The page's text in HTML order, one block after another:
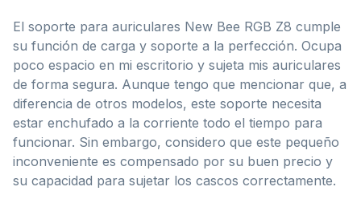
El soporte para auriculares New Bee RGB Z8 cumple
su función de carga y soporte a la perfección. Ocupa
poco espacio en mi escritorio y sujeta mis auriculares
de forma segura. Aunque tengo que mencionar que, a
diferencia de otros modelos, este soporte necesita
estar enchufado a la corriente todo el tiempo para
funcionar. Sin embargo, considero que este pequeño
inconveniente es compensado por su buen precio y
su capacidad para sujetar los cascos correctamente.